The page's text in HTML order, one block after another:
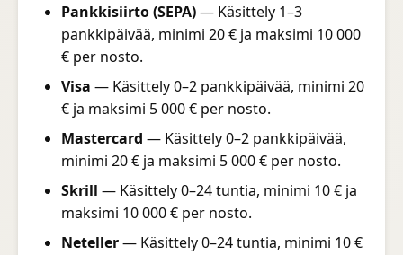
Pankkisiirto (SEPA)— Käsittely 1–3
pankkipäivää, minimi 20 € ja maksimi 10 000
€ per nosto.
Visa — Käsittely 0–2 pankkipäivää, minimi 20
€ ja maksimi 5 000 € per nosto.
Mastercard — Käsittely 0–2 pankkipäivää,
minimi 20 € ja maksimi 5 000 € per nosto.
Skrill — Käsittely 0–24 tuntia, minimi 10 € ja
maksimi 10 000 € per nosto.
Neteller— Käsittely 0–24 tuntia, minimi 10 €